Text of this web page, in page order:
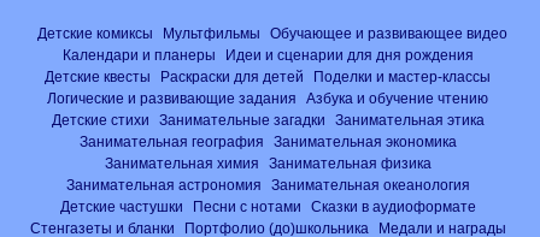
Детские комиксы Мультфильмы
Обучающее и развивающее видео
Календари и планеры
Идеи и сценарии для дня рождения
Детские квесты
Раскраски для детей
Поделки и мастер-классы
Логические и развивающие задания
Азбука и обучение чтению
Детские стихи
Занимательные загадки
Занимательная этика
Занимательная география
Занимательная экономика
Занимательная химия
Занимательная физика
Занимательная астрономия
Занимательная океанология
Детские частушки
Песни с нотами
Сказки в аудиоформате
Стенгазеты и бланки
Портфолио (до)школьника
Медали и награды